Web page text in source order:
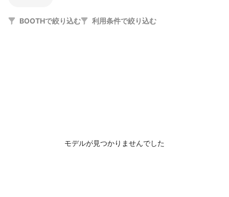
BOOTHで絞り込む 利用条件で絞り込む
モデルが見つかりませんでした